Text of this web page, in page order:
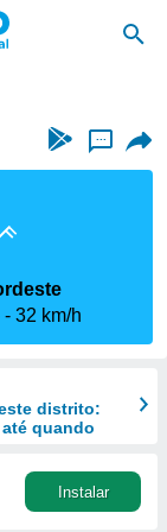
...
32 km/h
distrito:
quando
Instalar